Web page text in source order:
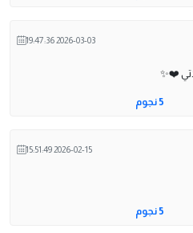
2026-03-03 19:47:36
❤️✨️
5 نجوم
2026-02-15 15:51:49
5 نجوم